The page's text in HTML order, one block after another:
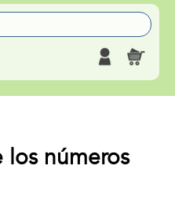
números